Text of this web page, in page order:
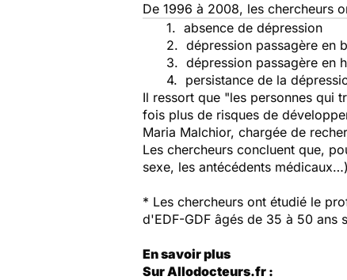
De 1996 à 2008, les chercheurs
1. absence de dépression
2. dépression passagère en
3. dépression passagère en
4. persistance de la
Il ressort que "les personnes qui
fois plus de risques de
Maria Malchior, chargée de
Les chercheurs concluent que,
sexe, les antécédents
* Les chercheurs ont étudié le
d'EDF-GDF âgés de 35 à 50 ans
En savoir plus
Sur Allodocteurs.fr :